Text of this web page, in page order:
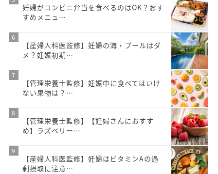
妊婦がコンビニ弁当を食べるのはOK？おす
すめメニュ…
【産婦人科医監修】妊婦の海・プールはダ
メ？妊娠初期…
【管理栄養士監修】妊娠中に食べてはいけ
ない果物は？…
【管理栄養士監修】【妊婦さんにおすす
め】ラズベリー…
【産婦人科医監修】妊婦はビタミンAの過
剰摂取に注意…